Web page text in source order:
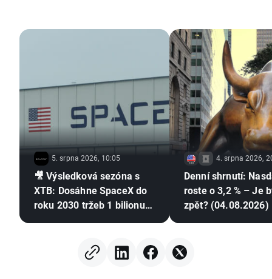
5. srpna 2026, 10:05
🎥 Výsledková sezóna s
XTB: Dosáhne SpaceX do
roku 2030 tržeb 1 bilionu
4. srpna 2026,
Denní shrnutí:
roste o 3,2 % – Je
zpět? (04.08.2026)